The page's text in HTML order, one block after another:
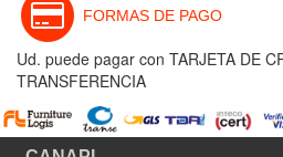
FORMAS DE PAGO
Ud. puede pagar con TARJETA DE
TRANSFERENCIA